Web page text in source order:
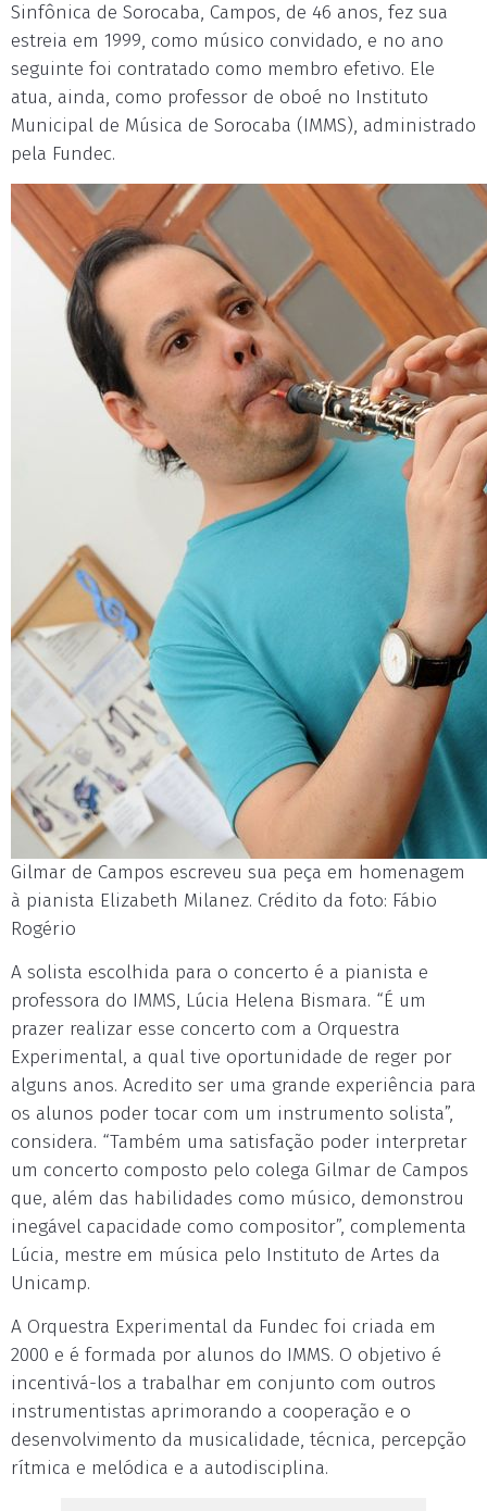
Sinfônica de Sorocaba, Campos, de 46 anos, fez sua
estreia em 1999, como músico convidado, e no ano
seguinte foi contratado como membro efetivo. Ele
atua, ainda, como professor de oboé no Instituto
Municipal de Música de Sorocaba (IMMS), administrado
pela Fundec.
Gilmar de Campos escreveu sua peça em homenagem
à pianista Elizabeth Milanez. Crédito da foto: Fábio
Rogério
A solista escolhida para o concerto é a pianista e
professora do IMMS, Lúcia Helena Bismara. “É um
prazer realizar esse concerto com a Orquestra
Experimental, a qual tive oportunidade de reger por
alguns anos. Acredito ser uma grande experiência para
os alunos poder tocar com um instrumento solista”,
considera. “Também uma satisfação poder interpretar
um concerto composto pelo colega Gilmar de Campos
que, além das habilidades como músico, demonstrou
inegável capacidade como compositor”, complementa
Lúcia, mestre em música pelo Instituto de Artes da
Unicamp.
A Orquestra Experimental da Fundec foi criada em
2000 e é formada por alunos do IMMS. O objetivo é
incentivá-los a trabalhar em conjunto com outros
instrumentistas aprimorando a cooperação e o
desenvolvimento da musicalidade, técnica, percepção
rítmica e melódica e a autodisciplina.